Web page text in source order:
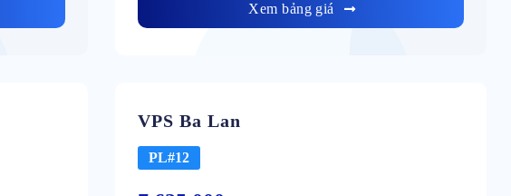
Xem bảng giá
VPS Ba Lan
PL#12